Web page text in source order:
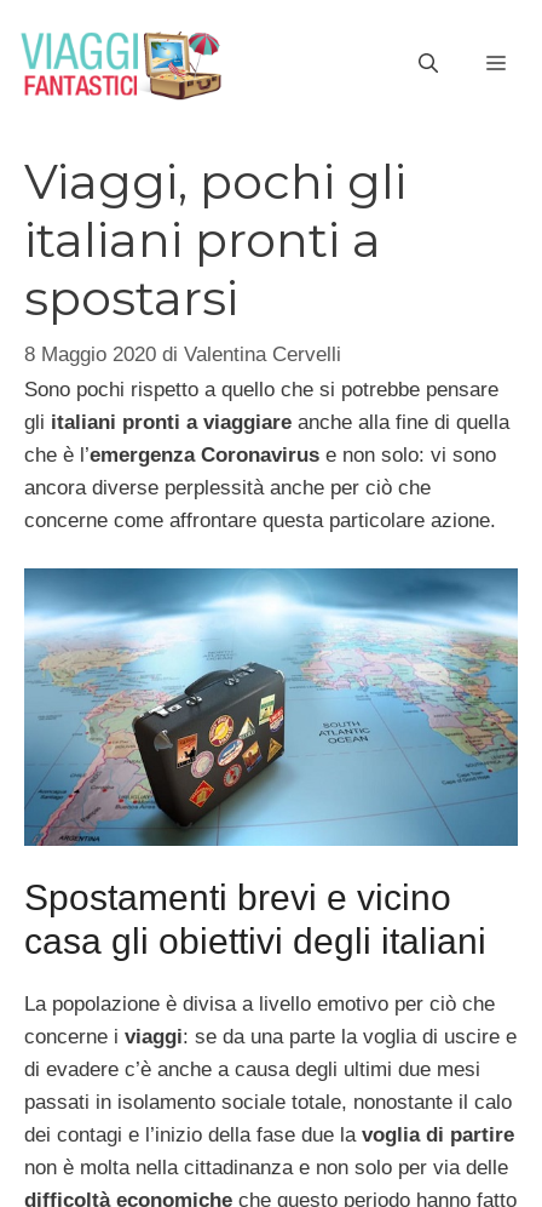
contenuto
Viaggi, pochi gli
italiani pronti a
spostarsi
8 Maggio 2020 di Valentina Cervelli
Sono pochi rispetto a quello che si potrebbe pensare
gli italiani pronti a viaggiare anche alla fine di quella
che è l’emergenza Coronavirus e non solo: vi sono
ancora diverse perplessità anche per ciò che
concerne come affrontare questa particolare azione.
Spostamenti brevi e vicino
casa gli obiettivi degli italiani
La popolazione è divisa a livello emotivo per ciò che
concerne i viaggi: se da una parte la voglia di uscire e
di evadere c’è anche a causa degli ultimi due mesi
passati in isolamento sociale totale, nonostante il calo
dei contagi e l’inizio della fase due la voglia di partire
non è molta nella cittadinanza e non solo per via delle
difficoltà economiche che questo periodo hanno fatto